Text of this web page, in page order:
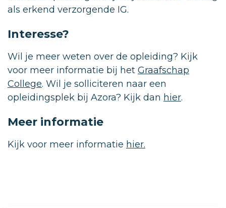
als erkend verzorgende IG.
Interesse?
Wil je meer weten over de opleiding? Kijk
voor meer informatie bij het Graafschap
College. Wil je solliciteren naar een
opleidingsplek bij Azora? Kijk dan hier.
Meer informatie
Kijk voor meer informatie hier.